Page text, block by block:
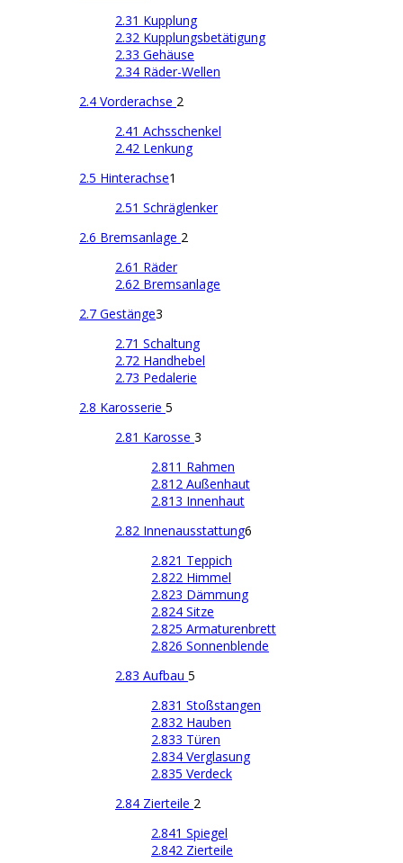
2.31 Kupplung
2.32 Kupplungsbetätigung
2.33 Gehäuse
2.34 Räder-Wellen
2.4 Vorderachse 2
2.41 Achsschenkel
2.42 Lenkung
2.5 Hinterachse1
2.51 Schräglenker
2.6 Bremsanlage 2
2.61 Räder
2.62 Bremsanlage
2.7 Gestänge3
2.71 Schaltung
2.72 Handhebel
2.73 Pedalerie
2.8 Karosserie 5
2.81 Karosse 3
2.811 Rahmen
2.812 Außenhaut
2.813 Innenhaut
2.82 Innenausstattung6
2.821 Teppich
2.822 Himmel
2.823 Dämmung
2.824 Sitze
2.825 Armaturenbrett
2.826 Sonnenblende
2.83 Aufbau 5
2.831 Stoßstangen
2.832 Hauben
2.833 Türen
2.834 Verglasung
2.835 Verdeck
2.84 Zierteile 2
2.841 Spiegel
2.842 Zierteile